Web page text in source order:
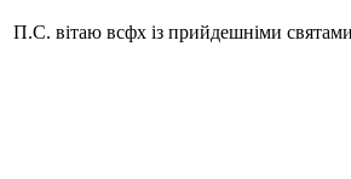
П.С. вітаю всфх із прийдешніми